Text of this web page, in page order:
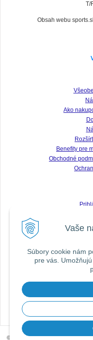
Vaše
Súbory cookie nám
pre vás.
T/
Obsah webu
Ako
Benefity pre
Obchodné
© 2026 Prúty SPORTEX,